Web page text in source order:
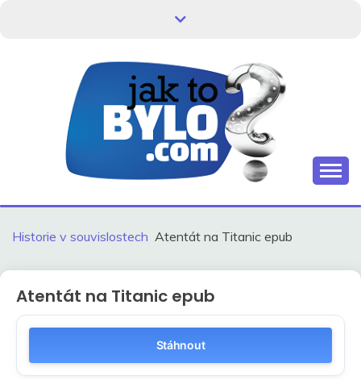
HISTORIE V
SOUVISLOSTECH
Historie v souvislostech Atentát na Titanic epub
Atentát na Titanic epub
Stáhnout